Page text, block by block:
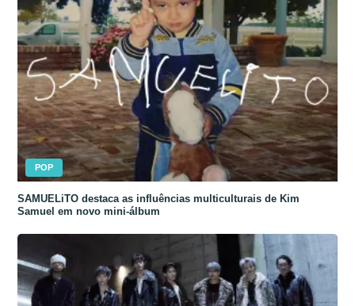
POP
SAMUELiTO destaca as influências multiculturais de Kim
Samuel em novo mini-álbum